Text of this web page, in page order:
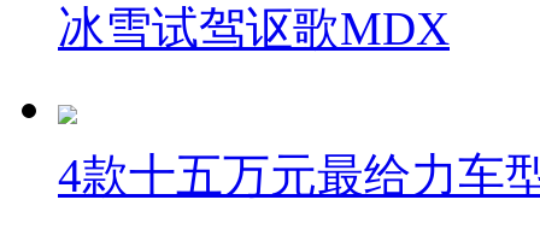
冰雪试驾讴歌MDX
4款十五万元最给力车